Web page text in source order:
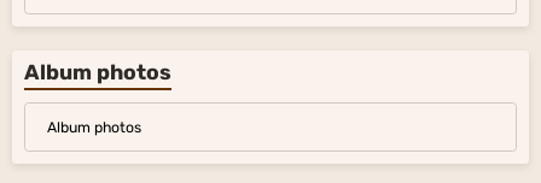
Album photos
Album photos